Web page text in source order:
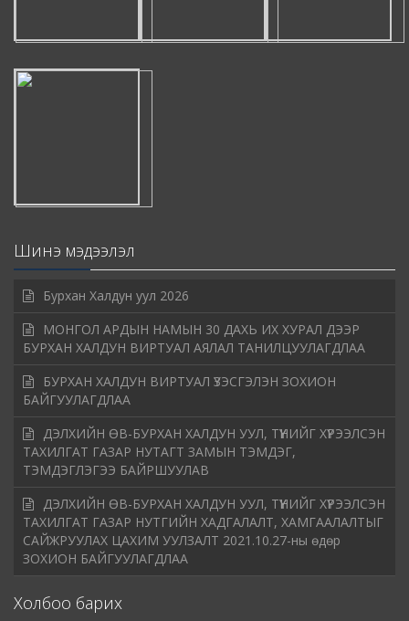
Шинэ мэдээлэл
Бурхан Халдун уул 2026
МОНГОЛ АРДЫН НАМЫН 30 ДАХЬ ИХ ХУРАЛ ДЭЭР
БУРХАН ХАЛДУН ВИРТУАЛ АЯЛАЛ ТАНИЛЦУУЛАГДЛАА
БУРХАН ХАЛДУН ВИРТУАЛ ҮЗЭСГЭЛЭН ЗОХИОН
БАЙГУУЛАГДЛАА
ДЭЛХИЙН ӨВ-БУРХАН ХАЛДУН УУЛ, ТҮҮНИЙГ ХҮРЭЭЛСЭН
ТАХИЛГАТ ГАЗАР НУТАГТ ЗАМЫН ТЭМДЭГ,
ТЭМДЭГЛЭГЭЭ БАЙРШУУЛАВ
ДЭЛХИЙН ӨВ-БУРХАН ХАЛДУН УУЛ, ТҮҮНИЙГ ХҮРЭЭЛСЭН
ТАХИЛГАТ ГАЗАР НУТГИЙН ХАДГАЛАЛТ, ХАМГААЛАЛТЫГ
САЙЖРУУЛАХ ЦАХИМ УУЛЗАЛТ 2021.10.27-ны өдөр
ЗОХИОН БАЙГУУЛАГДЛАА
Холбоо барих